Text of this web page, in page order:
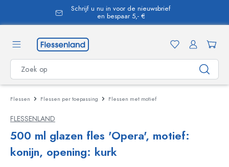
Schrijf u nu in voor de nieuwsbrief
en bespaar 5,- €
Flessen Flessen per toepassing Flessen met motief
FLESSENLAND
500 ml glazen fles 'Opera', motief:
konijn, opening: kurk